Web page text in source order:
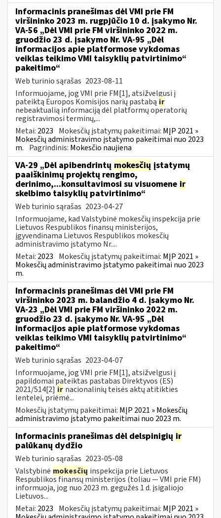
Informacinis pranešimas dėl VMI prie FM
viršininko 2023 m. rugpjūčio 10 d. įsakymo Nr.
VA-56 „Dėl VMI prie FM viršininko 2022 m.
gruodžio 23 d. įsakymo Nr. VA-95 „Dėl
informacijos apie platformose vykdomas
veiklas teikimo VMI taisyklių patvirtinimo“
pakeitimo“
Web turinio sąrašas 2023-08-11
Informuojame, jog VMI prie FM[1], atsižvelgusi į
pateiktą Europos Komisijos narių pastabą ir
nebeaktualią informaciją dėl platformų operatorių
registravimosi terminų,...
Metai: 2023 Mokesčių įstatymų pakeitimai: MĮP 2021 »
Mokesčių administravimo įstatymo pakeitimai nuo 2023
m. Pagrindinis: Mokesčio naujiena
VA-29 „Dėl apibendrintų mokesčių įstatymų
paaiškinimų projektų rengimo,
derinimo,...konsultavimosi su visuomene ir
skelbimo taisyklių patvirtinimo“
Web turinio sąrašas 2023-04-27
Informuojame, kad Valstybinė mokesčių inspekcija prie
Lietuvos Respublikos finansų ministerijos,
įgyvendinama Lietuvos Respublikos mokesčių
administravimo įstatymo Nr....
Metai: 2023 Mokesčių įstatymų pakeitimai: MĮP 2021 »
Mokesčių administravimo įstatymo pakeitimai nuo 2023
m.
Informacinis pranešimas dėl VMI prie FM
viršininko 2023 m. balandžio 4 d. įsakymo Nr.
VA-23 „Dėl VMI prie FM viršininko 2022 m.
gruodžio 23 d. įsakymo Nr. VA-95 „Dėl
informacijos apie platformose vykdomas
veiklas teikimo VMI taisyklių patvirtinimo“
pakeitimo“
Web turinio sąrašas 2023-04-07
Informuojame, jog VMI prie FM[1], atsižvelgusi į
papildomai pateiktas pastabas Direktyvos (ES)
2021/514[2] ir nacionalinių teisės aktų atitikties
lentelei, priėmė...
Mokesčių įstatymų pakeitimai: MĮP 2021 » Mokesčių
administravimo įstatymo pakeitimai nuo 2023 m.
Informacinis pranešimas dėl delspinigių ir
palūkanų dydžio
Web turinio sąrašas 2023-05-08
Valstybinė mokesčių inspekcija prie Lietuvos
Respublikos finansų ministerijos (toliau — VMI prie FM)
informuoja, jog nuo 2023 m. gegužės 1 d. įsigaliojo
Lietuvos...
Metai: 2023 Mokesčių įstatymų pakeitimai: MĮP 2021 »